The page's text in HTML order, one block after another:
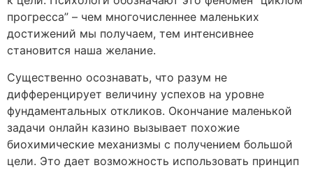
прогресса” – чем многочисленнее маленьких
достижений мы получаем, тем интенсивнее
становится наша желание.
Существенно осознавать, что разум не
дифференцирует величину успехов на уровне
фундаментальных откликов. Окончание маленькой
задачи онлайн казино вызывает похожие
биохимические механизмы с получением большой
цели. Это дает возможность использовать принцип